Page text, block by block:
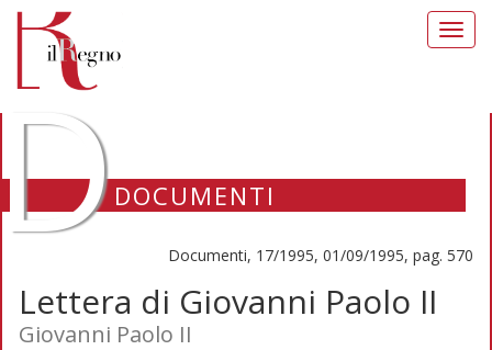
DOCUMENTI
Documenti, 17/1995, 01/09/1995, pag. 570
Lettera di Giovanni Paolo II
Giovanni Paolo II